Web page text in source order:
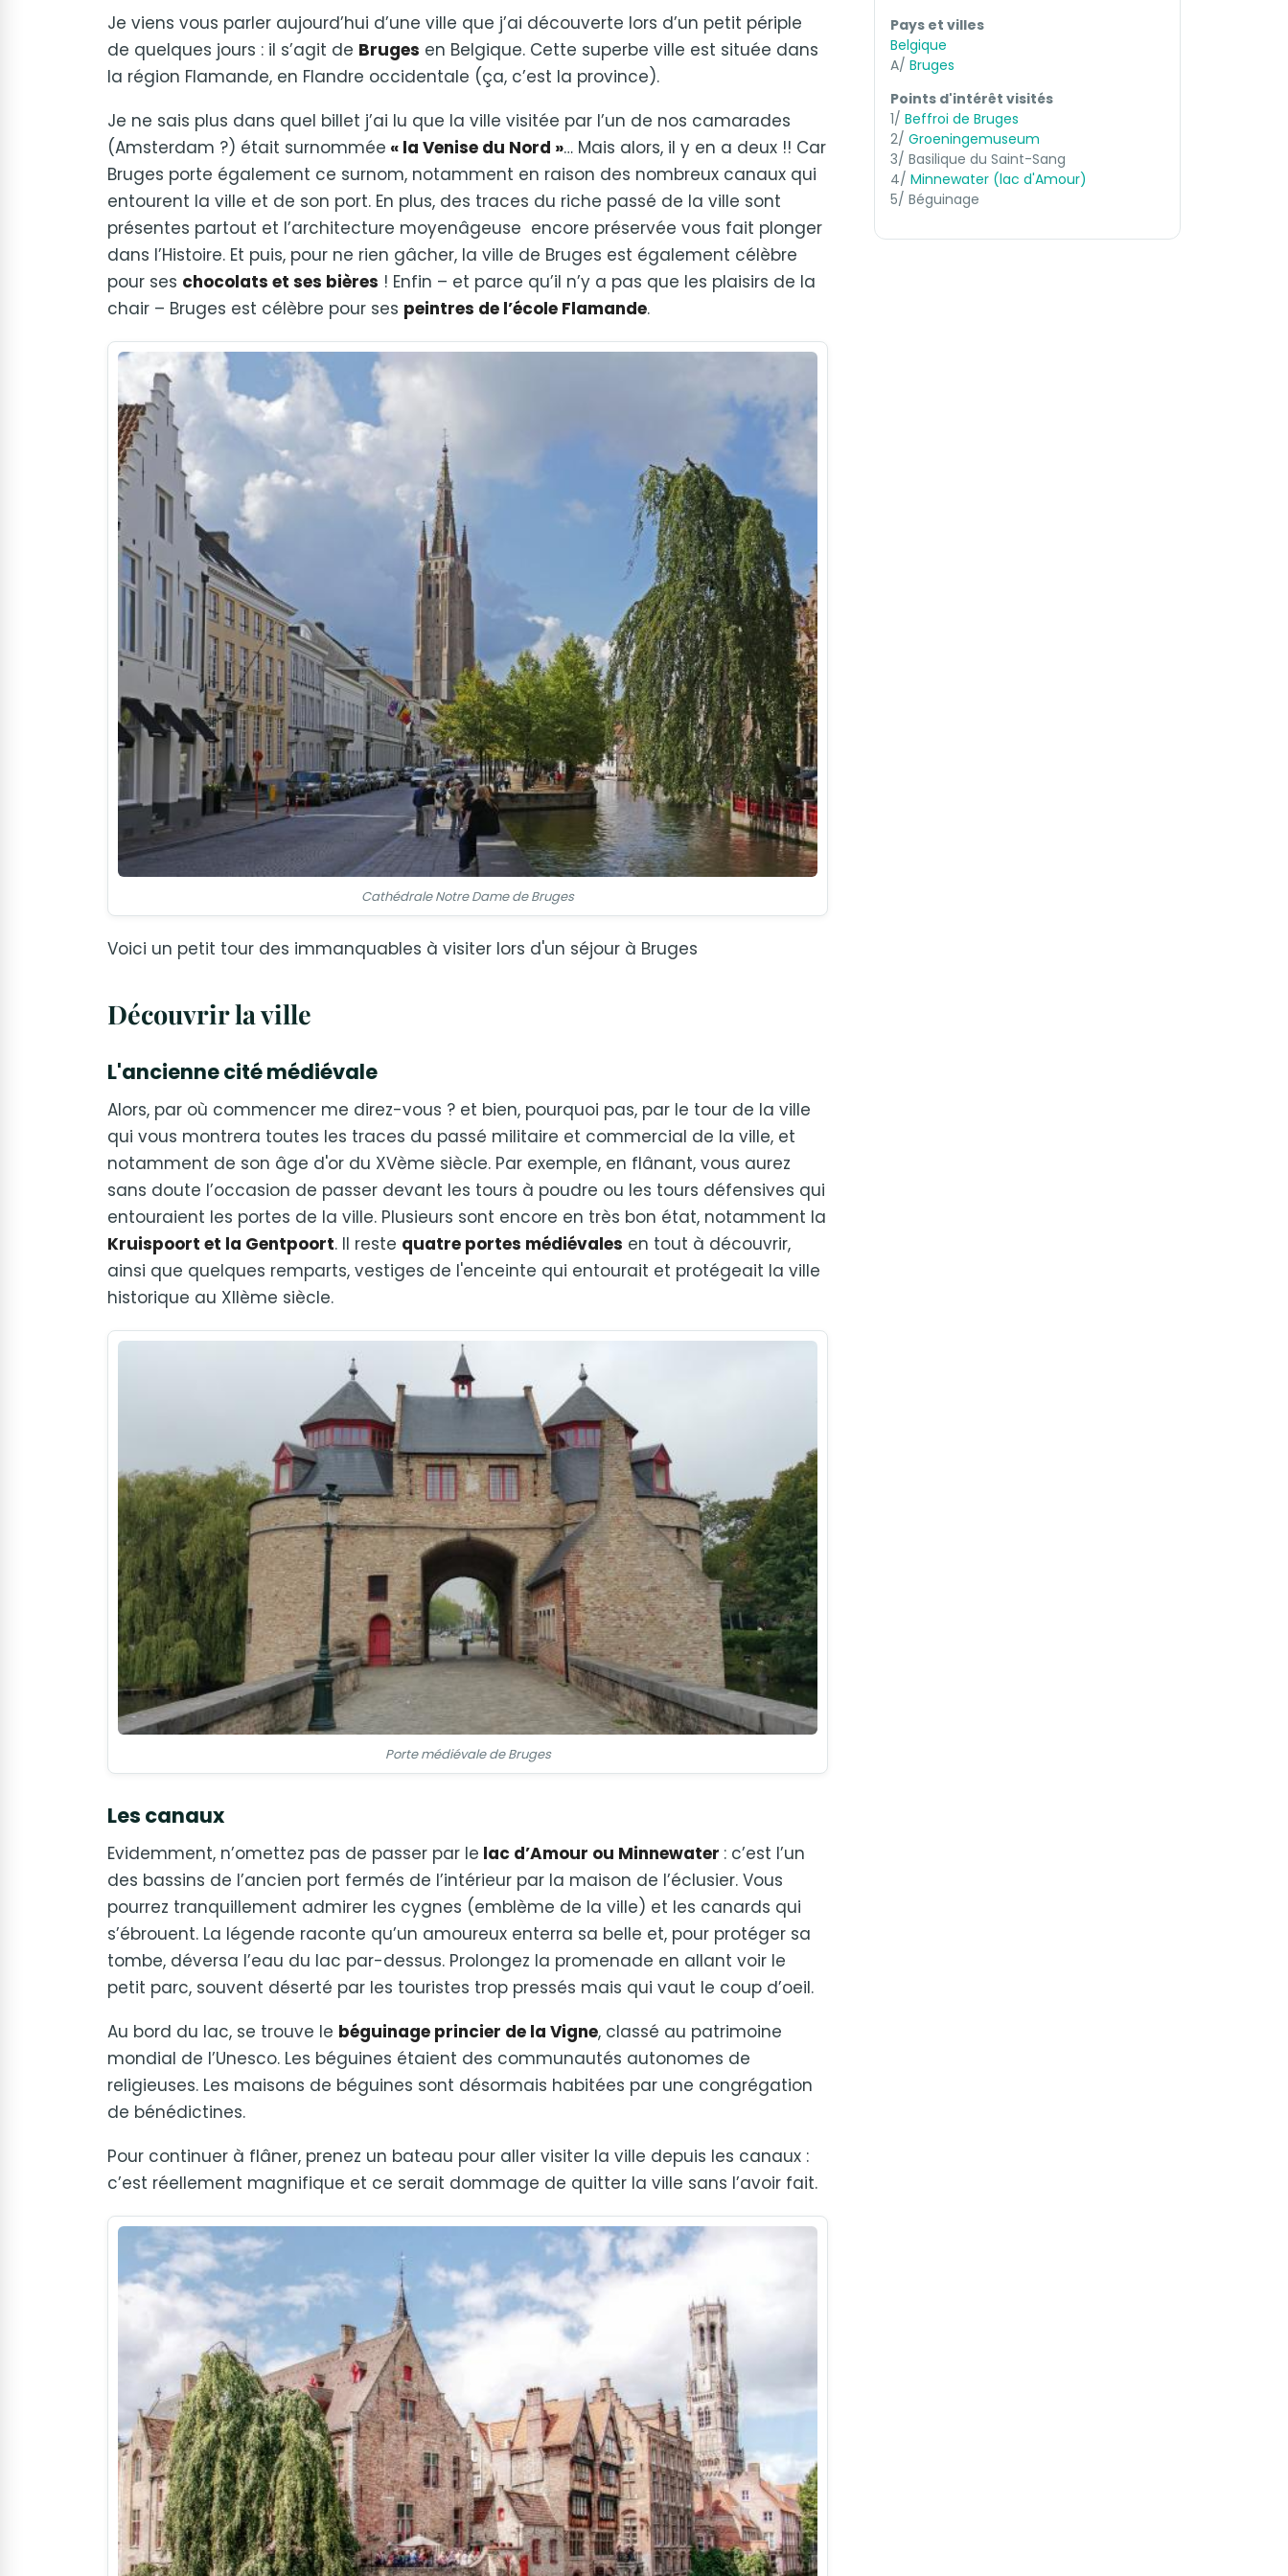
Je viens vous parler aujourd’hui d’une ville que j’ai découverte lors d’un petit périple
de quelques jours : il s’agit de Bruges en Belgique. Cette superbe ville est située dans
la région Flamande, en Flandre occidentale (ça, c’est la province).
Je ne sais plus dans quel billet j’ai lu que la ville visitée par l’un de nos camarades
(Amsterdam ?) était surnommée « la Venise du Nord »… Mais alors, il y en a deux !! Car
Bruges porte également ce surnom, notamment en raison des nombreux canaux qui
entourent la ville et de son port. En plus, des traces du riche passé de la ville sont
présentes partout et l’architecture moyenâgeuse encore préservée vous fait plonger
dans l’Histoire. Et puis, pour ne rien gâcher, la ville de Bruges est également célèbre
pour ses chocolats et ses bières ! Enfin – et parce qu’il n’y a pas que les plaisirs de la
chair – Bruges est célèbre pour ses peintres de l’école Flamande.
Cathédrale Notre Dame de Bruges
Voici un petit tour des immanquables à visiter lors d'un séjour à Bruges
Découvrir la ville
L'ancienne cité médiévale
Alors, par où commencer me direz-vous ? et bien, pourquoi pas, par le tour de la ville
qui vous montrera toutes les traces du passé militaire et commercial de la ville, et
notamment de son âge d'or du XVème siècle. Par exemple, en flânant, vous aurez
sans doute l’occasion de passer devant les tours à poudre ou les tours défensives qui
entouraient les portes de la ville. Plusieurs sont encore en très bon état, notamment la
Kruispoort et la Gentpoort. Il reste quatre portes médiévales en tout à découvrir,
ainsi que quelques remparts, vestiges de l'enceinte qui entourait et protégeait la ville
historique au XIIème siècle.
Porte médiévale de Bruges
Les canaux
Evidemment, n’omettez pas de passer par le lac d’Amour ou Minnewater : c’est l’un
des bassins de l’ancien port fermés de l’intérieur par la maison de l’éclusier. Vous
pourrez tranquillement admirer les cygnes (emblème de la ville) et les canards qui
s’ébrouent. La légende raconte qu’un amoureux enterra sa belle et, pour protéger sa
tombe, déversa l’eau du lac par-dessus. Prolongez la promenade en allant voir le
petit parc, souvent déserté par les touristes trop pressés mais qui vaut le coup d’oeil.
Au bord du lac, se trouve le béguinage princier de la Vigne, classé au patrimoine
mondial de l’Unesco. Les béguines étaient des communautés autonomes de
religieuses. Les maisons de béguines sont désormais habitées par une congrégation
de bénédictines.
Pour continuer à flâner, prenez un bateau pour aller visiter la ville depuis les canaux :
c’est réellement magnifique et ce serait dommage de quitter la ville sans l’avoir fait.
Pays et villes
Belgique
A/ Bruges
Points d'intérêt visités
1/ Beffroi de Bruges
2/ Groeningemuseum
3/ Basilique du Saint-Sang
4/ Minnewater (lac d'Amour)
5/ Béguinage